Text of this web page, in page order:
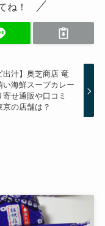
ね！
出汁】奥芝商店 竜
い海鮮スープカレー
寄せ通販や口コミ
京の店舗は？